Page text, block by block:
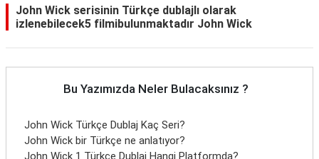
Hukuk
John Wick serisinin Türkçe dublajlı olarak
izlenebilecek5 filmibulunmaktadır John Wick
Bu Yazımızda Neler Bulacaksınız ?
John Wick Türkçe Dublaj Kaç Seri?
John Wick bir Türkçe ne anlatıyor?
John Wick 1 Türkçe Dublaj Hangi Platformda?